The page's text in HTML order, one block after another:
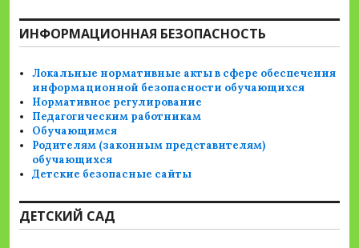
ИНФОРМАЦИОННАЯ БЕЗОПАСНОСТЬ
Локальные нормативные акты в сфере обеспечения
информационной безопасности обучающихся
Нормативное регулирование
Педагогическим работникам
Обучающимся
Родителям (законным представителям)
обучающихся
Детские безопасные сайты
ДЕТСКИЙ САД